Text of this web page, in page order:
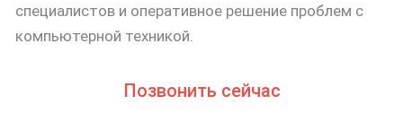
специалистов и оперативное решение проблем с
компьютерной техникой.
Позвонить сейчас